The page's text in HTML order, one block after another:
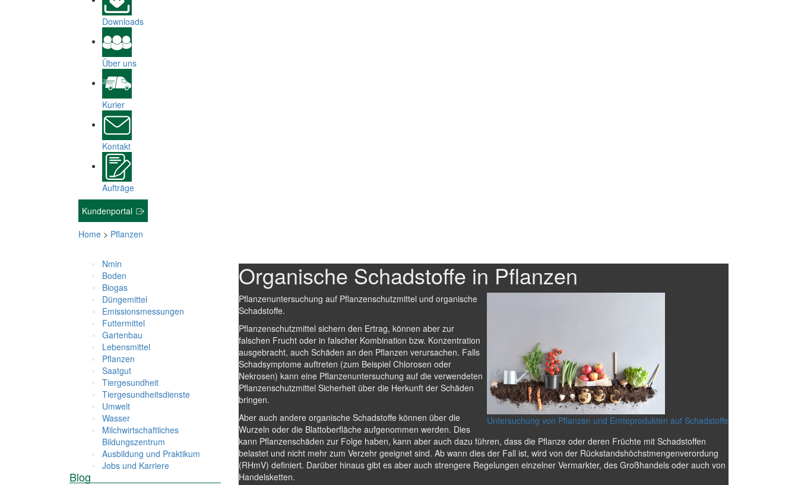
Downloads
Über uns
Kurier
Kontakt
Aufträge
Kundenportal
Home > Pflanzen
Nmin
Boden
Biogas
Düngemittel
Emissionsmessungen
Futtermittel
Gartenbau
Lebensmittel
Pflanzen
Saatgut
Tiergesundheit
Tiergesundheitsdienste
Umwelt
Wasser
Milchwirtschaftliches
Bildungszentrum
Ausbildung und Praktikum
Jobs und Karriere
Blog
Organische Schadstoffe in Pflanzen
Untersuchung von Pflanzen und Ernteprodukten auf Schadstoffe
Pflanzenuntersuchung auf Pflanzenschutzmittel und organische
Schadstoffe.
Pflanzenschutzmittel sichern den Ertrag, können aber zur
falschen Frucht oder in falscher Kombination bzw. Konzentration
ausgebracht, auch Schäden an den Pflanzen verursachen. Falls
Schadsymptome auftreten (zum Beispiel Chlorosen oder
Nekrosen) kann eine Pflanzenuntersuchung auf die verwendeten
Pflanzenschutzmittel Sicherheit über die Herkunft der Schäden
bringen.
Aber auch andere organische Schadstoffe können über die
Wurzeln oder die Blattoberfläche aufgenommen werden. Dies
kann Pflanzenschäden zur Folge haben, kann aber auch dazu führen, dass die Pflanze oder deren Früchte mit Schadstoffen
belastet und nicht mehr zum Verzehr geeignet sind. Ab wann dies der Fall ist, wird von der Rückstandshöchstmengenverordung
(RHmV) definiert. Darüber hinaus gibt es aber auch strengere Regelungen einzelner Vermarkter, des Großhandels oder auch von
Handelsketten.